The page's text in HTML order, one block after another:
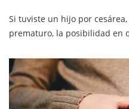
Si tuviste un hijo por
prematuro, la posibilidad en